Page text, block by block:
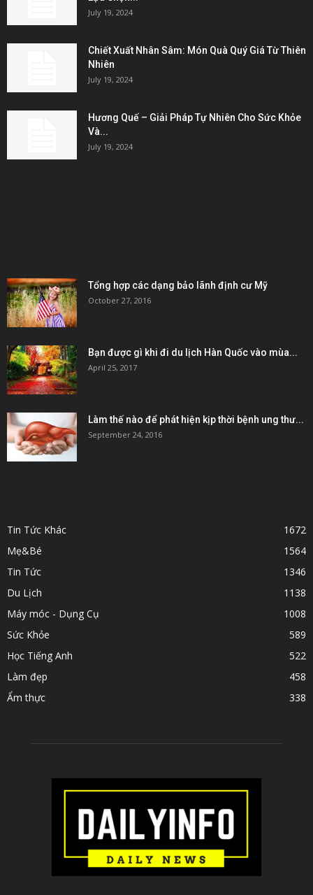
July 19, 2024
Chiết Xuất Nhân Sâm: Món Quà Quý Giá Từ Thiên
Nhiên
July 19, 2024
Hương Quế – Giải Pháp Tự Nhiên Cho Sức Khỏe
Và...
July 19, 2024
Tổng hợp các dạng bảo lãnh định cư Mỹ
October 27, 2016
Bạn được gì khi đi du lịch Hàn Quốc vào mùa...
April 25, 2017
Làm thế nào để phát hiện kịp thời bệnh ung thư...
September 24, 2016
Tin Tức Khác
1672
Mẹ&Bé
1564
Tin Tức
1346
Du Lịch
1138
Máy móc - Dụng Cụ
1008
Sức Khỏe
589
Học Tiếng Anh
522
Làm đẹp
458
Ẩm thực
338